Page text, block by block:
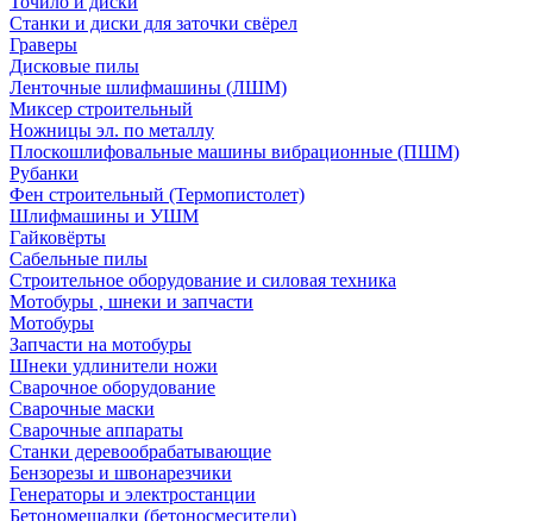
Станки и диски для заточки свёрел
Граверы
Дисковые пилы
Ленточные шлифмашины (ЛШМ)
Миксер строительный
Ножницы эл. по металлу
Плоскошлифовальные машины вибрационные (ПШМ)
Рубанки
Фен строительный (Термопистолет)
Шлифмашины и УШМ
Гайковёрты
Сабельные пилы
Строительное оборудование и силовая техника
Мотобуры , шнеки и запчасти
Мотобуры
Запчасти на мотобуры
Шнеки удлинители ножи
Сварочное оборудование
Сварочные маски
Сварочные аппараты
Станки деревообрабатывающие
Бензорезы и швонарезчики
Генераторы и электростанции
Бетономешалки (бетоносмесители)